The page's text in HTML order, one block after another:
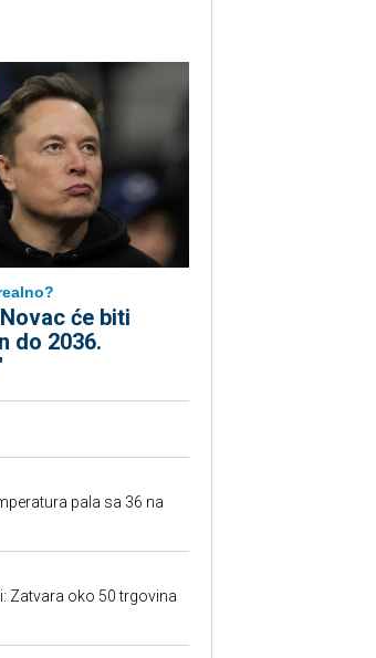
će biti
do 2036.
pala sa 36 na
Zatvara oko 50 trgovina